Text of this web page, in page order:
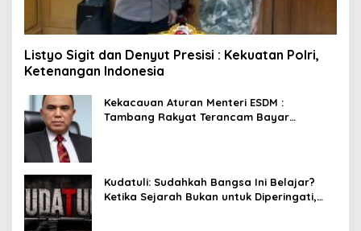
Listyo Sigit dan Denyut Presisi : Kekuatan Polri,
Ketenangan Indonesia
Kekacauan Aturan Menteri ESDM :
Tambang Rakyat Terancam Bayar
Kudatuli: Sudahkah Bangsa Ini Belajar?
Ketika Sejarah Bukan untuk Diperingati,